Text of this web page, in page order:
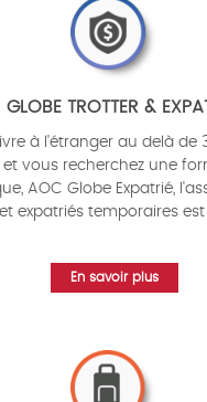
GLOBE TROTTER &
à l'étranger au delà de
vous recherchez une
AOC Globe Expatrié,
expatriés temporaires
En savoir plus